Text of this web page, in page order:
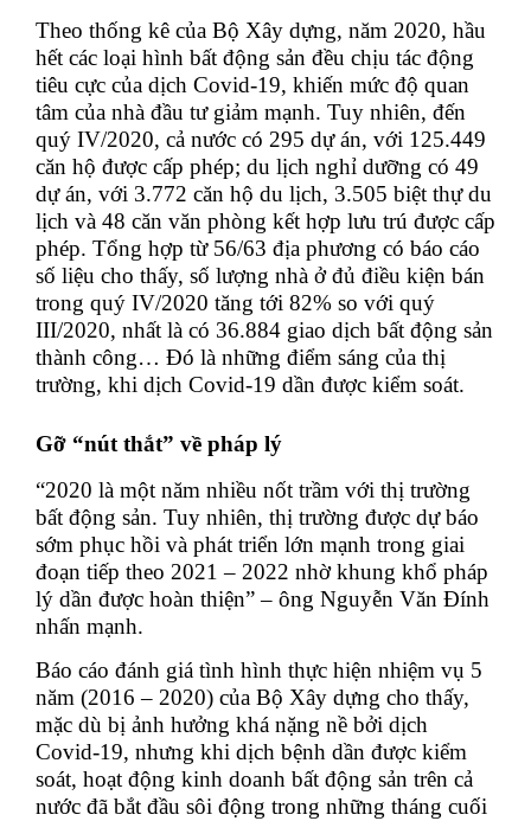
Theo thống kê của Bộ Xây dựng, năm 2020, hầu
hết các loại hình bất động sản đều chịu tác động
tiêu cực của dịch Covid-19, khiến mức độ quan
tâm của nhà đầu tư giảm mạnh. Tuy nhiên, đến
quý IV/2020, cả nước có 295 dự án, với 125.449
căn hộ được cấp phép; du lịch nghỉ dưỡng có 49
dự án, với 3.772 căn hộ du lịch, 3.505 biệt thự du
lịch và 48 căn văn phòng kết hợp lưu trú được cấp
phép. Tổng hợp từ 56/63 địa phương có báo cáo
số liệu cho thấy, số lượng nhà ở đủ điều kiện bán
trong quý IV/2020 tăng tới 82% so với quý
III/2020, nhất là có 36.884 giao dịch bất động sản
thành công… Đó là những điểm sáng của thị
trường, khi dịch Covid-19 dần được kiểm soát.
Gỡ “nút thắt” về pháp lý
“2020 là một năm nhiều nốt trầm với thị trường
bất động sản. Tuy nhiên, thị trường được dự báo
sớm phục hồi và phát triển lớn mạnh trong giai
đoạn tiếp theo 2021 – 2022 nhờ khung khổ pháp
lý dần được hoàn thiện” – ông Nguyễn Văn Đính
nhấn mạnh.
Báo cáo đánh giá tình hình thực hiện nhiệm vụ 5
năm (2016 – 2020) của Bộ Xây dựng cho thấy,
mặc dù bị ảnh hưởng khá nặng nề bởi dịch
Covid-19, nhưng khi dịch bệnh dần được kiểm
soát, hoạt động kinh doanh bất động sản trên cả
nước đã bắt đầu sôi động trong những tháng cuối